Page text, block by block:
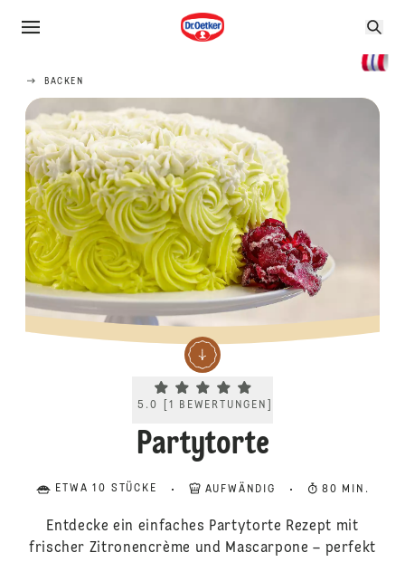
BACKEN
Current rating 5.0. Click to rate.
5.0 1 BEWERTUNGEN
Partytorte
ETWA 10 STÜCKE AUFWÄNDIG 80 MIN.
Entdecke ein einfaches Partytorte Rezept mit
frischer Zitronencrème und Mascarpone – perfekt